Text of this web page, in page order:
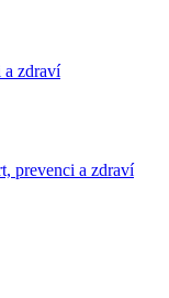
a zdraví
prevenci a zdraví